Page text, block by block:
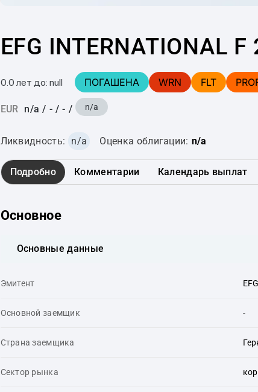
EFG INTERNATIONAL
0.0 лет до: null ПОГАШЕНА WRN FLT
EUR n/a / - / - / n/a
Ликвидность: n/a Оценка облигации: n/a
Подробно Комментарии Календарь выплат
Основное
Основные данные
Эмитент
Основной заемщик -
Страна заемщика
Сектор рынка